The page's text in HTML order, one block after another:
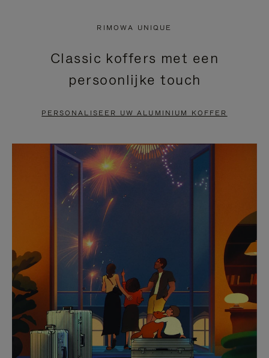
DRUK
OM
PAUZEREN
VIDEO
IS
UITGESCHAKELD.
HIER
OM
HET
DEMPEN
OP
TE
HEFFEN
RIMOWA UNIQUE
Classic koffers met een
persoonlijke touch
PERSONALISEER UW ALUMINIUM KOFFER